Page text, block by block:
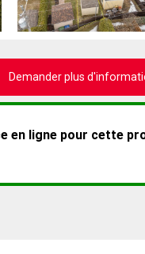
Demander plus